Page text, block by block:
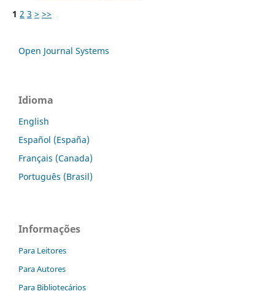
1 2 3 > >>
Open Journal Systems
Idioma
English
Español (España)
Français (Canada)
Português (Brasil)
Informações
Para Leitores
Para Autores
Para Bibliotecários